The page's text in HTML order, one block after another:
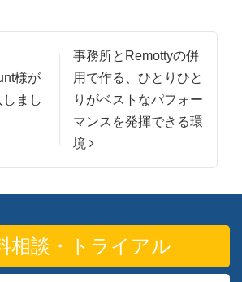
ゲーション
様が
まし
事務所とRemottyの併
用で作る、ひとりひと
りがベストなパフォー
マンスを発揮できる環
境
相談・トライアル